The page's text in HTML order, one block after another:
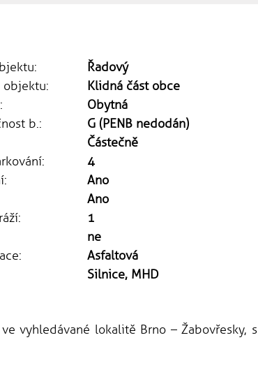
Řadový
objektu:
Klidná část obce
Obytná
b.:
G (PENB nedodán)
Částečně
4
Ano
Ano
1
ne
Asfaltová
Silnice, MHD
vyhledávané lokalitě Brno – Žabovřesky, s